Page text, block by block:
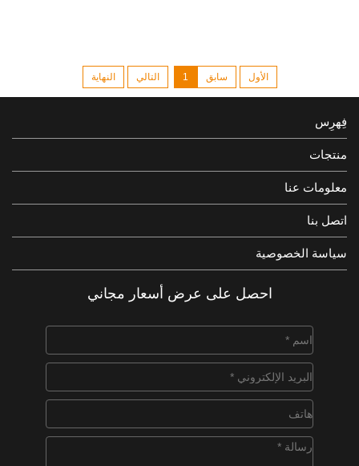
الأول سابق 1 التالي النهاية
فِهرِس
منتجات
معلومات عنا
اتصل بنا
سياسة الخصوصية
احصل على عرض أسعار مجاني